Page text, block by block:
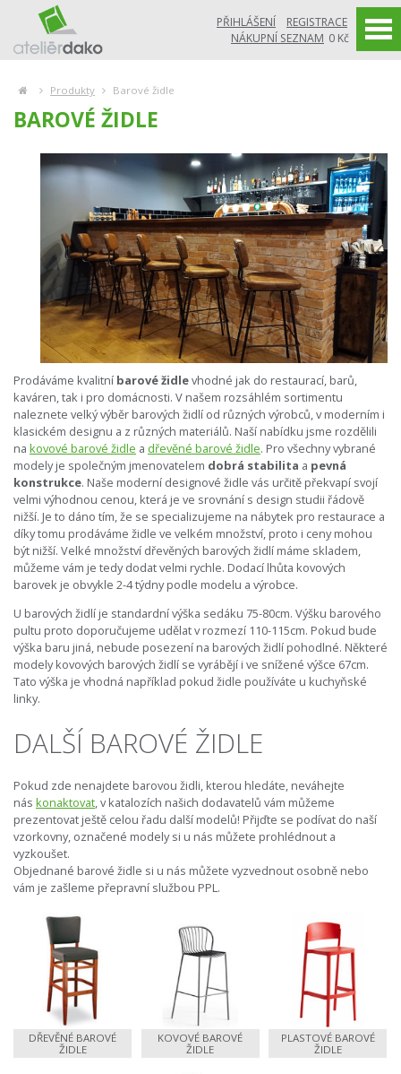
PŘIHLÁŠENÍ
REGISTRACE
NÁKUPNÍ SEZNAM 0 Kč
Produkty Barové židle
BAROVÉ ŽIDLE
Prodáváme kvalitní barové židlevhodné jak do restaurací, barů,
kaváren, tak i pro domácnosti. V našem rozsáhlém sortimentu
naleznete velký výběr barových židlí od různých výrobců, v moderním i
klasickém designu a z různých materiálů. Naší nabídku jsme rozdělili
na kovové barové židle a dřevěné barové židle. Pro všechny vybrané
modely je společným jmenovatelem dobrá stabilita a pevná
konstrukce. Naše moderní designové židle vás určitě překvapí svojí
velmi výhodnou cenou, která je ve srovnání s design studii řádově
nižší. Je to dáno tím, že se specializujeme na nábytek pro restaurace a
díky tomu prodáváme židle ve velkém množství, proto i ceny mohou
být nižší. Velké množství dřevěných barových židlí máme skladem,
můžeme vám je tedy dodat velmi rychle. Dodací lhůta kovových
barovek je obvykle 2-4 týdny podle modelu a výrobce.
U barových židlí je standardní výška sedáku 75-80cm. Výšku barového
pultu proto doporučujeme udělat v rozmezí 110-115cm. Pokud bude
výška baru jiná, nebude posezení na barových židlí pohodlné. Některé
modely kovových barových židlí se vyrábějí i ve snížené výšce 67cm.
Tato výška je vhodná například pokud židle používáte u kuchyňské
linky.
DALŠÍ BAROVÉ ŽIDLE
Pokud zde nenajdete barovou židli, kterou hledáte, neváhejte
nás konaktovat, v katalozích našich dodavatelů vám můžeme
prezentovat ještě celou řadu další modelů! Přijďte se podívat do naší
vzorkovny, označené modely si u nás můžete prohlédnout a
vyzkoušet.
Objednané barové židle si u nás můžete vyzvednout osobně nebo
vám je zašleme přepravní službou PPL.
DŘEVĚNÉ BAROVÉ
ŽIDLE
KOVOVÉ BAROVÉ
ŽIDLE
PLASTOVÉ BAROVÉ
ŽIDLE